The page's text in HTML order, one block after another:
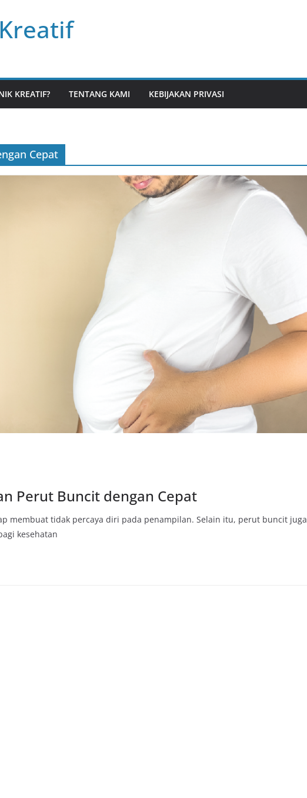
KREATIF? TENTANG KAMI KEBIJAKAN PRIVASI
Cepat
Perut Buncit dengan Cepat
membuat tidak percaya diri pada penampilan. Selain itu, perut buncit juga
kesehatan